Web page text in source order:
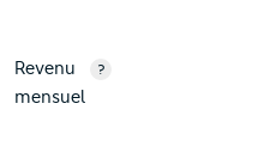
Revenu
mensuel
?